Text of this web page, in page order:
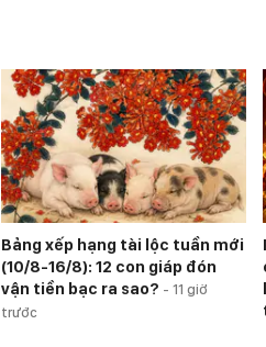
Bảng xếp hạng tài lộc tuần mới
(10/8-16/8): 12 con giáp đón
vận tiền bạc ra sao? - 11 giờ
trước